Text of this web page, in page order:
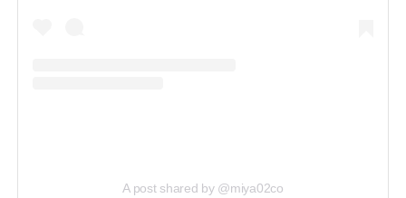
A post shared by @miya02co